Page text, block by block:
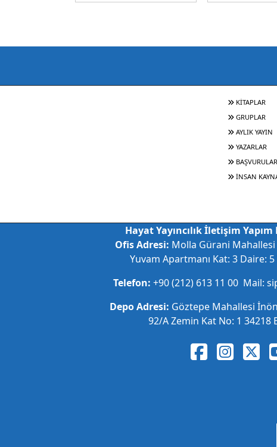
KİTAPLAR
GRUPLAR
AYLIK YAYIN
YAZARLAR
BAŞVURULAR
İNSAN
Hayat Yayıncılık İletişim
Ofis Adresi: Molla Gürani
Yuvam Apartmanı Kat: 3 Daire:
Telefon: +90 (212) 613 11 00 Mail:
Depo Adresi: Göztepe Mahallesi
92/A Zemin Kat No: 1 34218